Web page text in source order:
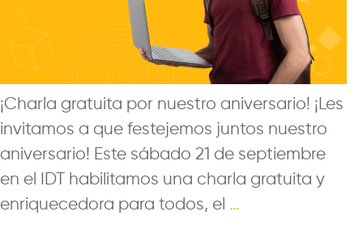
¡Charla gratuita por nuestro aniversario! ¡Les
invitamos a que festejemos juntos nuestro
aniversario! Este sábado 21 de septiembre
en el IDT habilitamos una charla gratuita y
enriquecedora para todos, el …